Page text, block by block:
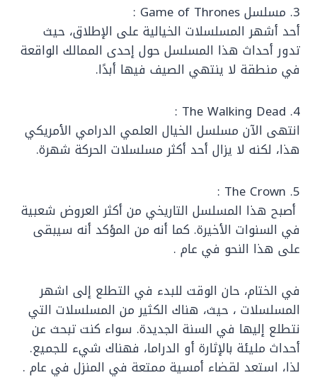
3. مسلسل Game of Thrones :
أحد أشهر المسلسلات الخيالية على الإطلاق، حيث
تدور أحداث هذا المسلسل حول إحدى الممالك الواقعة
في منطقة لا ينتهي الصيف فيها أبدًا.
4. The Walking Dead :
انتهى الآن مسلسل الخيال العلمي الدرامي الأمريكي
هذا، لكنه لا يزال أحد أكثر مسلسلات الحركة شهرة.
5. The Crown :
أصبح هذا المسلسل التاريخي من أكثر العروض شعبية
في السنوات الأخيرة. كما أنه من المؤكد أنه سيبقى
على هذا النحو في عام .
في الختام، حان الوقت للبدء في التطلع إلى اشهر
المسلسلات ، حيث، هناك الكثير من المسلسلات التي
نتطلع إليها في السنة الجديدة. سواء كنت تبحث عن
أحداث مليئة بالإثارة أو الدراما، فهناك شيء للجميع.
لذا، استعد لقضاء أمسية ممتعة في المنزل في عام .